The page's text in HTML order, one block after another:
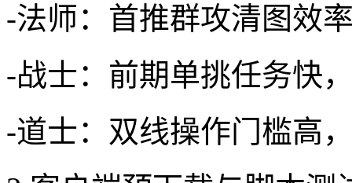
-法师：首推群攻清图效
-战士：前期单挑任务快
-道士：双线操作门槛高